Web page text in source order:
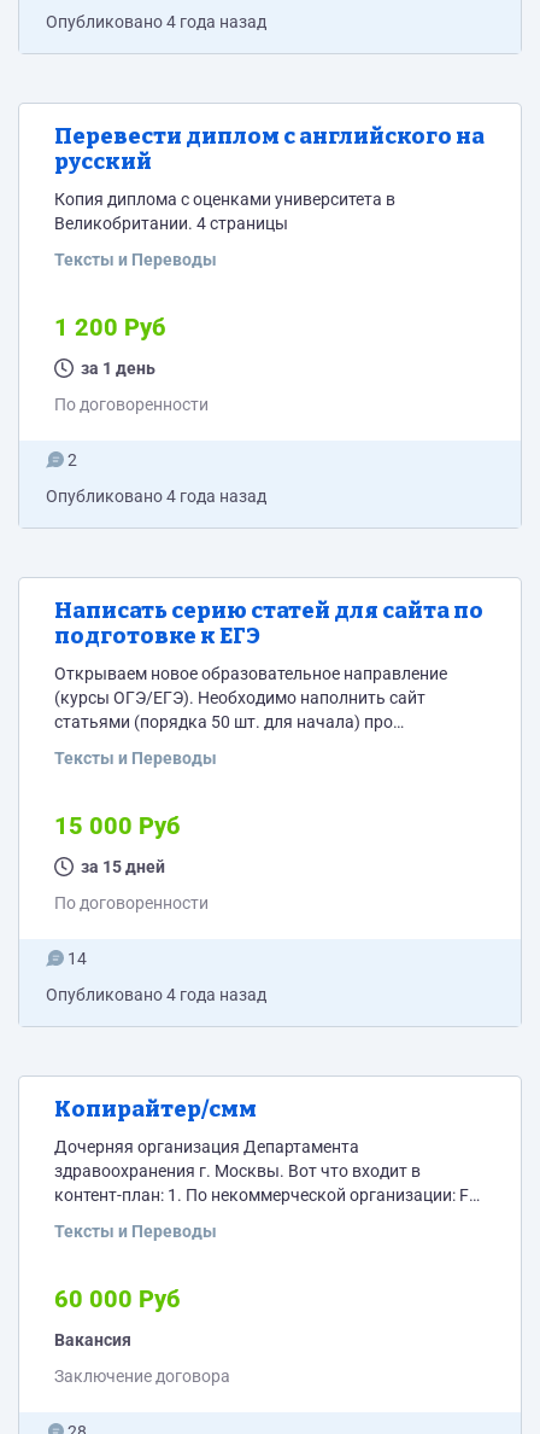
Опубликовано4 года назад
Перевести диплом с английского на
русский
Копия диплома с оценками университета в
Великобритании. 4 страницы
Тексты и Переводы
1 200 Руб
за 1 день
По договоренности
2
Опубликовано4 года назад
Написать серию статей для сайта по
подготовке к ЕГЭ
Открываем новое образовательное направление
(курсы ОГЭ/ЕГЭ). Необходимо наполнить сайт
статьями (порядка 50 шт. для начала) про
на ближайший месяц. Нужен надежный исполнитель.
Тематику, ключевики и требования по Главреду
сообщу в ЛС. Задание оплачивается, если пройдет
модерацию и будет размещено на сайте. Текст
сайтов конкурентов.
Тексты и Переводы
15 000 Руб
за 15 дней
По договоренности
14
Опубликовано4 года назад
Копирайтер/смм
Дочерняя организация Департамента
здравоохранения г. Москвы. Вот что входит в
контент-план: 1. По некоммерческой организации: FB
(кросспостинг, рерайт) Telegram (сообщество) -
в неделю для FB (типа мысли руководителя) 3.
Благотворительный фонд (FB, Instagram) - 1 пост в
неделю Рассчитываем на долгосрок. Оплата по ГПХ
Тексты и Переводы
60 000 Руб
Вакансия
Заключение договора